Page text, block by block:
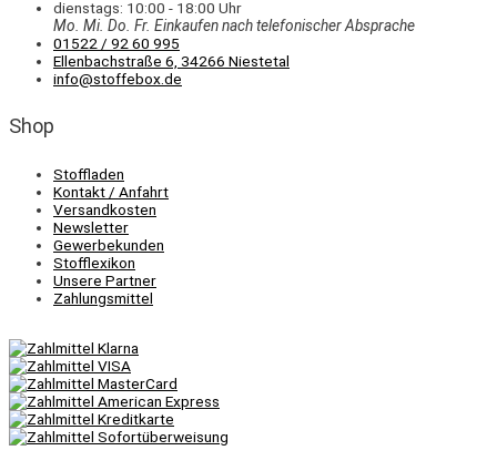
dienstags: 10:00 - 18:00 Uhr
Mo. Mi. Do. Fr. Einkaufennach telefonischer Absprache
01522 / 92 60 995
Ellenbachstraße 6, 34266 Niestetal
info@stoffebox.de
Shop
Stoffladen
Kontakt / Anfahrt
Versandkosten
Newsletter
Gewerbekunden
Stofflexikon
Unsere Partner
Zahlungsmittel